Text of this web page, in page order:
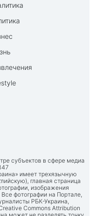
субъектов в сфере медиа
имеет трехязычную
главная страница
изображения
фотографии на Портале,
РБК-Украина,
Commons Attribution